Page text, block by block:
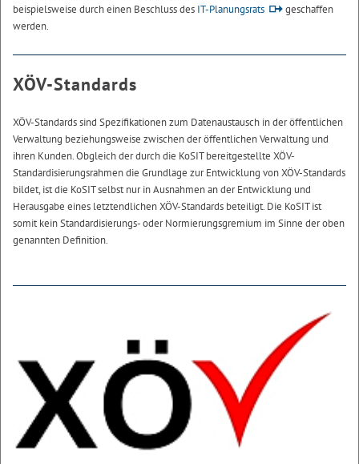
beispielsweise durch einen Beschluss des IT-Planungsrats
geschaffen
werden.
XÖV-Standards
XÖV-Standards sind Spezifikationen zum Datenaustausch in der öffentlichen
Verwaltung beziehungsweise zwischen der öffentlichen Verwaltung und
ihren Kunden. Obgleich der durch die KoSIT bereitgestellte XÖV-
Standardisierungsrahmen die Grundlage zur Entwicklung von XÖV-Standards
bildet, ist die KoSIT selbst nur in Ausnahmen an der Entwicklung und
Herausgabe eines letztendlichen XÖV-Standards beteiligt. Die KoSIT ist
somit kein Standardisierungs- oder Normierungsgremium im Sinne der oben
genannten Definition.